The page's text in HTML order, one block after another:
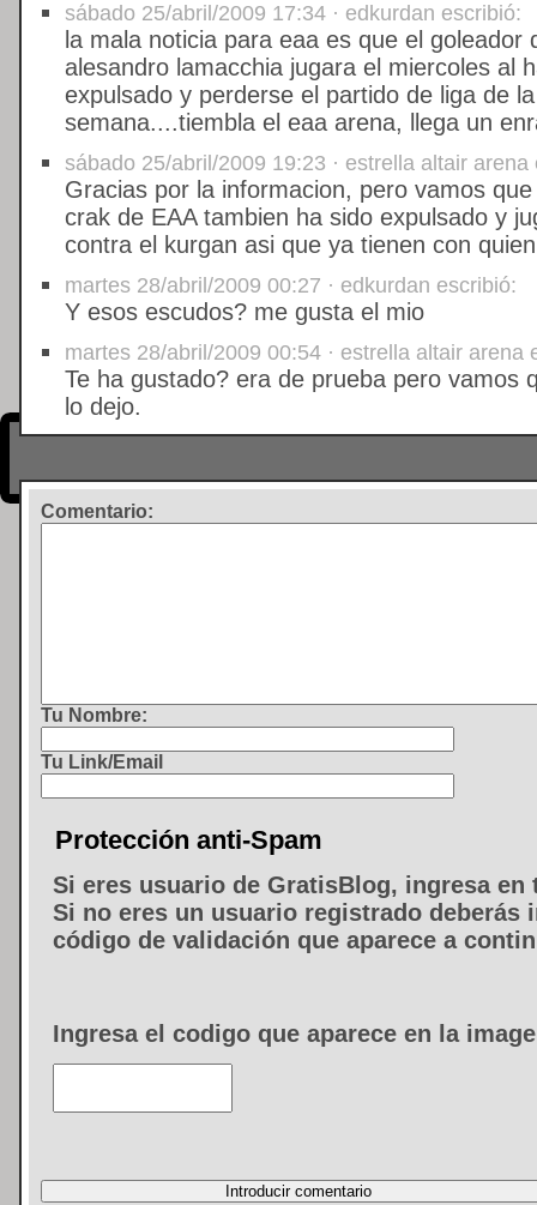
sábado 25/abril/2009 17:34 · edkurdan escribió:
la mala noticia para eaa es que el goleador
alesandro lamacchia jugara el miercoles al
expulsado y perderse el partido de liga de
semana....tiembla el eaa arena, llega un
sábado 25/abril/2009 19:23 · estrella altair arena
Gracias por la informacion, pero vamos
crak de EAA tambien ha sido expulsado y
contra el kurgan asi que ya tienen con
martes 28/abril/2009 00:27 · edkurdan escribió:
Y esos escudos? me gusta el mio
martes 28/abril/2009 00:54 · estrella altair arena
Te ha gustado? era de prueba pero vamos
lo dejo.
Comentario:
Tu Nombre:
Tu Link/Email
Protección anti-Spam
Si eres usuario de GratisBlog, ingresa en
Si no eres un usuario registrado deberás
código de validación que aparece a
Ingresa el codigo que aparece en la